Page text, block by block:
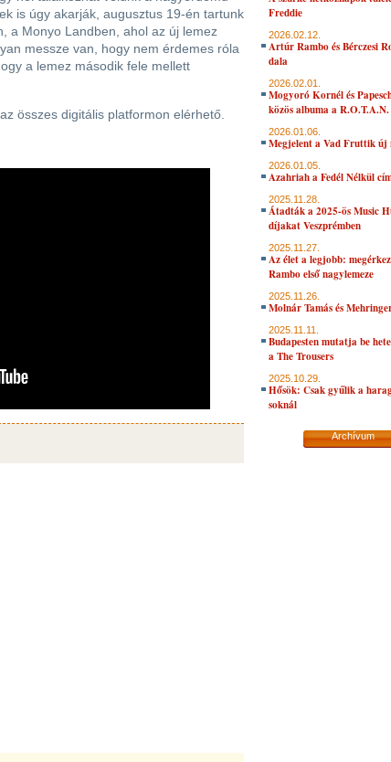
is úgy akarják, augusztus 19-én tartunk
a Monyo Landben, ahol az új lemez
messze van, hogy nem érdemes róla
a lemez második fele mellett
összes digitális platformon elérhető.
Freddie
2026.02.12.
Artúr Rambo és Bérczesi
dala
2026.02.01.
Mogyoró Kornél és
közös albuma a R.O.T.A.N.
2026.01.06.
Megjelent a Vad Fruttik új
2026.01.05.
Azahriah a Fedél Nélkül
2025.11.28.
Átadták a 2025-ös Music
díjakat Veszprémben
2025.11.27.
Az élet a legjobb:
Rambo első nagylemeze
2025.11.26.
Molnár Tamás és
2025.11.11.
Budapesten mutatja be
a The Trousers
2025.10.29.
Hősök: Csak gyűlik a
soknál
Archívum